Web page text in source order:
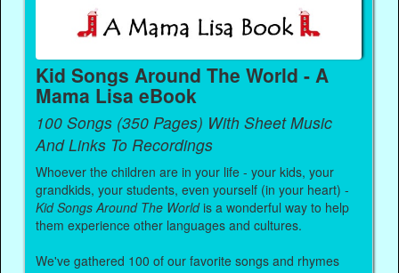
Kid Songs Around The World - A
Mama Lisa eBook
100 Songs (350 Pages) With Sheet Music
And Links To Recordings
Whoever the children are in your life - your kids, your
grandkids, your students, even yourself (in your heart) -
Kid Songs Around The Worldis a wonderful way to help
them experience other languages and cultures.
We've gathered 100 of our favorite songs and rhymes